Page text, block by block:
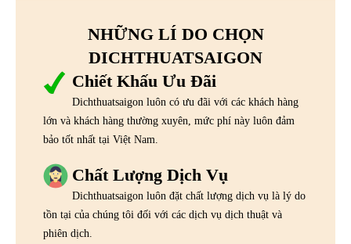
NHỮNG LÍ DO CHỌN
DICHTHUATSAIGON
Chiết Khấu Ưu Đãi
Dichthuatsaigon luôn có ưu đãi với các khách hàng
lớn và khách hàng thường xuyên, mức phí này luôn đảm
bảo tốt nhất tại Việt Nam.
Chất Lượng Dịch Vụ
Dichthuatsaigon luôn đặt chất lượng dịch vụ là lý do
tồn tại của chúng tôi đối với các dịch vụ dịch thuật và
phiên dịch.